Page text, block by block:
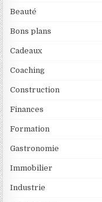
Beauté
Bons plans
Cadeaux
Coaching
Construction
Finances
Formation
Gastronomie
Immobilier
Industrie